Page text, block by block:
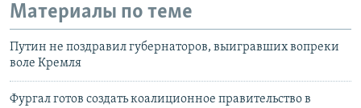
Материалы по теме
Путин не поздравил губернаторов, выигравших вопреки
воле Кремля
Фургал готов создать коалиционное правительство в